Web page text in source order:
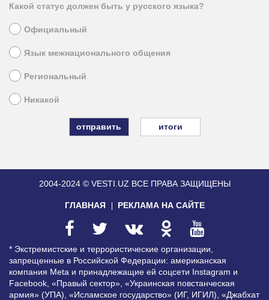
Какой статус должен быть у русского языка?
Официальный
Язык межнационального общения
Региональный
Никакой
итоги
2004-2024 © VESTI.UZ ВСЕ ПРАВА ЗАЩИЩЕНЫ
ГЛАВНАЯ РЕКЛАМА НА САЙТЕ
* Экстремистские и террористические организации,
запрещенные в Российской Федерации: американская
компания Meta и принадлежащие ей соцсети Instagram и
Facebook, «Правый сектор», «Украинская повстанческая
армия» (УПА), «Исламское государство» (ИГ, ИГИЛ), «Джабхат